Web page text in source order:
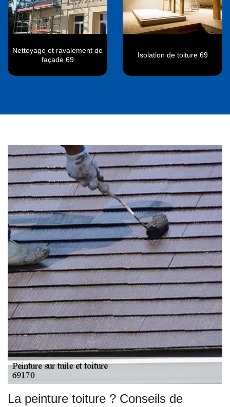
Nettoyage et ravalement de
façade 69
Isolation de toiture 69
La peinture toiture ? Conseils de